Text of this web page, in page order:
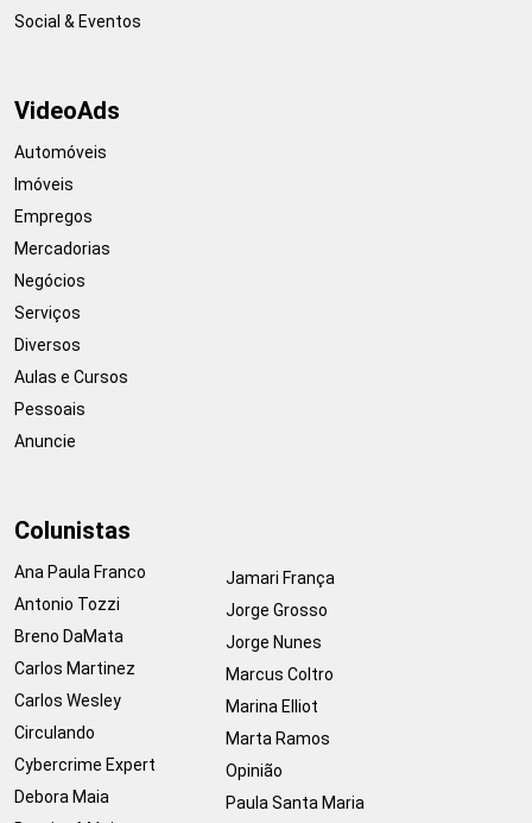
Social & Eventos
VideoAds
Automóveis
Imóveis
Empregos
Mercadorias
Negócios
Serviços
Diversos
Aulas e Cursos
Pessoais
Anuncie
Colunistas
Ana Paula Franco
Antonio Tozzi
Breno DaMata
Carlos Martinez
Carlos Wesley
Circulando
Cybercrime Expert
Debora Maia
Jamari França
Jorge Grosso
Jorge Nunes
Marcus Coltro
Marina Elliot
Marta Ramos
Opinião
Paula Santa Maria